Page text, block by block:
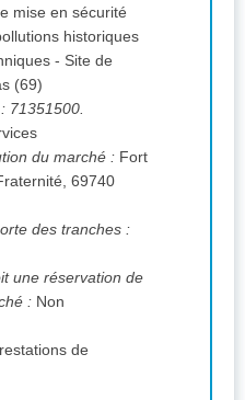
mise en sécurité
historiques
- Site de
(69)
71351500.
du marché : Fort
69740
des tranches :
une réservation de
: Non
de